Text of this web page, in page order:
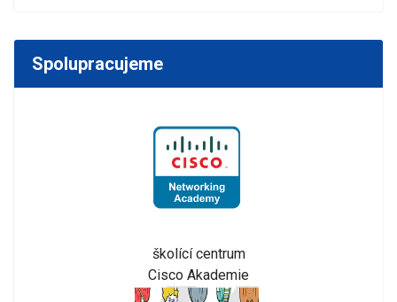
Spolupracujeme
školící centrum
Cisco Akademie